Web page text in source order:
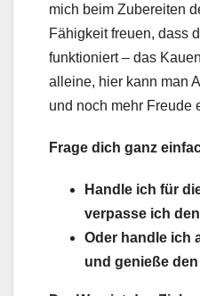
mich beim Zubereiten
Fähigkeit freuen, dass
funktioniert – das
alleine, hier kann man
und noch mehr Freude
Frage dich ganz
Handle ich für
verpasse ich
Oder handle ich
und genieße den